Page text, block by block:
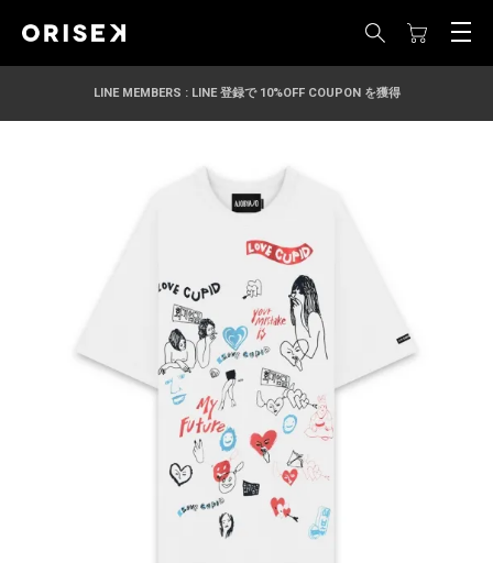
LINE MEMBERS : LINE 登録で 10%OFF COUPON を獲得